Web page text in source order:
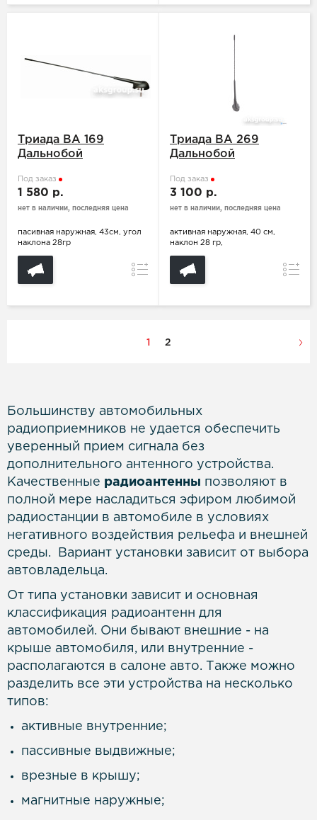
Триада BA 169
Дальнобой
Под заказ
1 580 р.
нет в наличии, последняя цена
пасивная наружная, 43см, угол
наклона 28гр
Сравнение
Триада BA 269
Дальнобой
Под заказ
3 100 р.
нет в наличии, последняя цена
активная наружная, 40 см,
наклон 28 гр,
2
Большинству автомобильных
радиоприемников не удается обеспечить
уверенный прием сигнала без
дополнительного антенного устройства.
Качественные радиоантенны позволяют в
полной мере насладиться эфиром любимой
радиостанции в автомобиле в условиях
негативного воздействия рельефа и внешней
среды. Вариант установки зависит от выбора
автовладельца.
От типа установки зависит и основная
классификация радиоантенн для
автомобилей. Они бывают внешние - на
крыше автомобиля, или внутренние -
располагаются в салоне авто. Также можно
разделить все эти устройства на несколько
типов:
активные внутренние;
пассивные выдвижные;
врезные в крышу;
магнитные наружные;